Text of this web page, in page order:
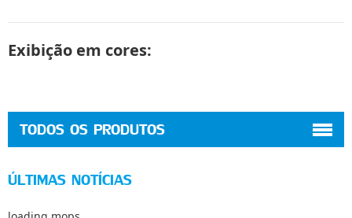
Exibição em cores:
TODOS OS PRODUTOS
ÚLTIMAS NOTÍCIAS